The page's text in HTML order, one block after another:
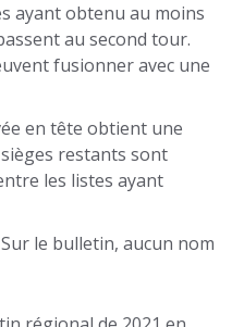
ayant obtenu au moins
au second tour.
fusionner avec une
en tête obtient une
sièges restants sont
les listes ayant
Sur le bulletin, aucun nom